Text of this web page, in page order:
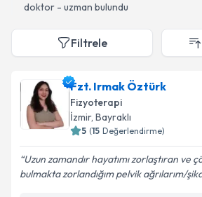
doktor - uzman bulundu
Filtrele
Fzt. Irmak Öztürk
Fizyoterapi
İzmir, Bayraklı
5 (15 Değerlendirme)
Uzun zamandır hayatımı zorlaştıran ve
bulmakta zorlandığım pelvik ağrılarım/